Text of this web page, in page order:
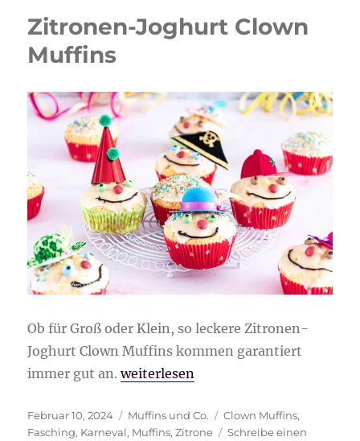
Zitronen-Joghurt Clown
Muffins
Ob für Groß oder Klein, so leckere Zitronen-
Joghurt Clown Muffins kommen garantiert
immer gut an.„Zitronen-Joghurt Clown Muffins“
weiterlesen
Veröffentlicht
am
Februar 10, 2024 Kategorien
Muffins und Co. Schlagwörter
Clown Muffins,
Fasching, Karneval, Muffins,Zitrone
Schreibe einen